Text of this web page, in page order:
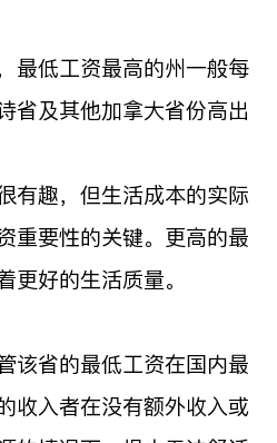
最低工资最高的州一般每
省及其他加拿大省份高出
有趣，但生活成本的实际
重要性的关键。更高的最
更好的生活质量。
该省的最低工资在国内最
收入者在没有额外收入或